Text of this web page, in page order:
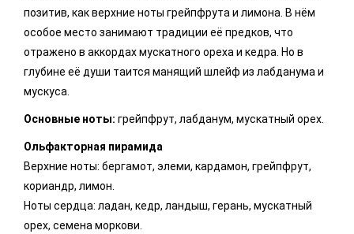
позитив, как верхние ноты грейпфрута и лимона. В нём
особое место занимают традиции её предков, что
отражено в аккордах мускатного ореха и кедра. Но в
глубине её души таится манящий шлейф из лабданума и
мускуса.
Основные ноты: грейпфрут, лабданум, мускатный орех.
Ольфакторная пирамида
Верхние ноты: бергамот, элеми, кардамон, грейпфрут,
кориандр, лимон.
Ноты сердца: ладан, кедр, ландыш, герань, мускатный
орех, семена моркови.